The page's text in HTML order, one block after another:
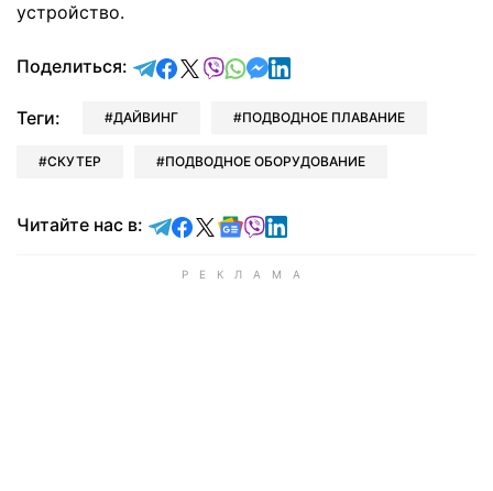
устройство.
Поделиться: отправить в Telegram
поделиться в Facebook
поделиться в X
отправить в Viber
отправить в Whatsapp
отправить в Messenger
отправить в LinkedIn
Теги: ДАЙВИНГ ПОДВОДНОЕ ПЛАВАНИЕ
СКУТЕР ПОДВОДНОЕ ОБОРУДОВАНИЕ
Читайте нас в: Читайте в Telegram
Читайте в Facebook
Читайте в X
Читайте в Google news
Читайте в Viber
Читайте в LinkedIn